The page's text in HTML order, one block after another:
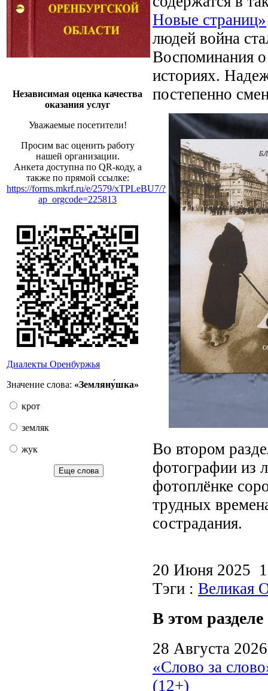
Независимая оценка качества
оказания услуг
Уважаемые посетители!
Просим вас оценить работу
нашей организации.
Анкета доступна по QR-коду, а
также по прямой ссылке:
https://forms.mkrf.ru/e/2579/xTPLeBU7/?
ap_orgcode=225813
Диалекты Оренбуржья
Значение слова: «Земляну́шка»
крот
земляк
жук
Еще слова
Новые страниц»
людей война
Воспоминания о
историях.
постепенно
Во втором
фотографии из
фотоплёнке
трудных
сострадания.
20 Июня 2025
Тэги : Великая
В этом разделе
28 Августа 2026
«Слово за
(12+)